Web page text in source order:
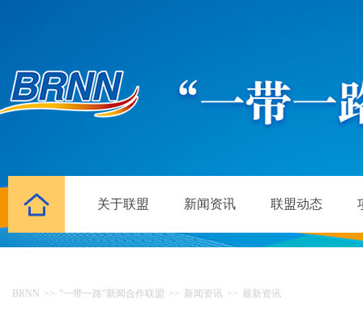
关于联盟 新闻资讯 联盟动态
BRNN >> “一带一路”新闻合作联盟 >> 新闻资讯 >> 最新资讯